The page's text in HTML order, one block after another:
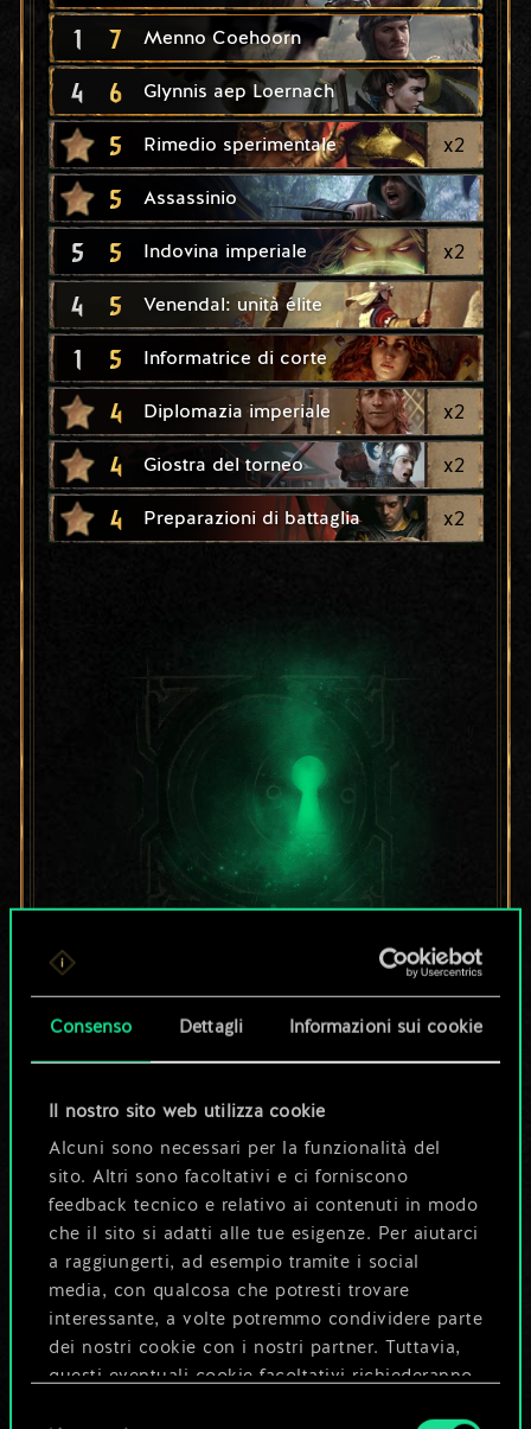
Consenso Dettagli Informazioni sui cookie
Il nostro sito web utilizza cookie
Alcuni sono necessari per la funzionalità del
sito. Altri sono facoltativi e ci forniscono
feedback tecnico e relativo ai contenuti in modo
che il sito si adatti alle tue esigenze. Per aiutarci
a raggiungerti, ad esempio tramite i social
media, con qualcosa che potresti trovare
interessante, a volte potremmo condividere parte
dei nostri cookie con i nostri partner. Tuttavia,
questi eventuali cookie facoltativi richiederanno
1 7 Menno Coehoorn
4 6 Glynnis aep Loernach
5 Rimedio sperimentale x2
5 Assassinio
5 5 Indovina imperiale x2
4 5 Venendal: unità élite
1 5 Informatrice di corte
4 Diplomazia imperiale x2
4 Giostra del torneo x2
4 Preparazioni di battaglia x2
Per ora, è solo un
set di carte
Ma può diventare
molto altro!
guida
Modifica mazzo